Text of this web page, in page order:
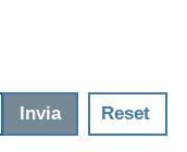
Invia Reset